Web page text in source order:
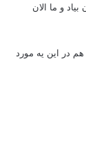
و ما الان
در این یه مورد